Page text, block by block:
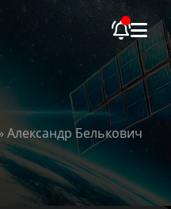
Александр Белькович